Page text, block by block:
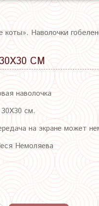
коты». Наволочки
СМ
наволочка
см.
на экране может
Немоляева